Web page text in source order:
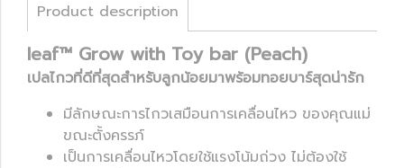
Product description
leaf™ Grow with Toy bar (Peach)
เปลไกวที่ดีที่สุดสำหรับลูกน้อยมาพร้อมทอยบาร์สุดน่ารัก
มีลักษณะการไกวเสมือนการเคลื่อนไหว ของคุณแม่
ขณะตั้งครรภ์
เป็นการเคลื่อนไหวโดยใช้แรงโน้มถ่วง ไม่ต้องใช้